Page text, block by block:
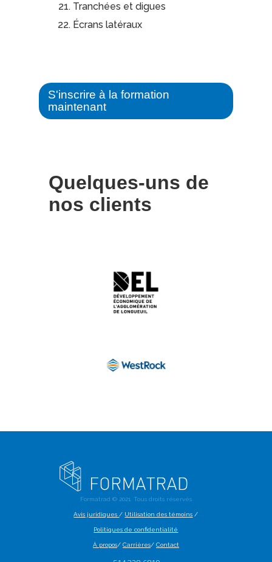
Tranchées et digues
Écrans latéraux
S'inscrire à la formation
maintenant
Quelques-uns de
nos clients
Formatrad © 2021 . Tous droits réservés
Avis juridiques / Utilisation des témoins /
Politiques de confidentialité
À propos/ Carrières/ Contact